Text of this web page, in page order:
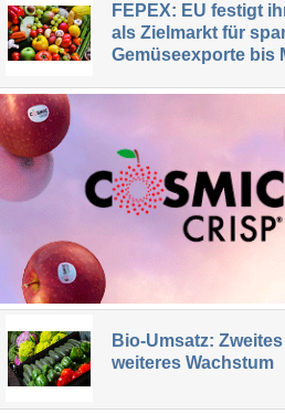
FEPEX: EU festigt
als Zielmarkt für
Gemüseexporte bis
Bio-Umsatz:
weiteres Wachstum